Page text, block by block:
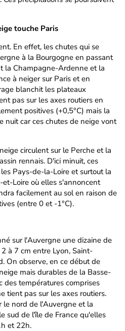
touche Paris
En effet, les chutes qui se
à la Bourgogne en passant
la Champagne-Ardenne et la
à neiger sur Paris et en
blanchit les plateaux
pas sur les axes routiers en
positives (+0,5°C) mais la
nuit car ces chutes de neige vont
circulent sur le Perche et la
rennais. D'ici minuit, ces
Pays-de-la-Loire et surtout la
Loire où elles s'annoncent
facilement au sol en raison de
(entre 0 et -1°C).
sur l'Auvergne une dizaine de
à 7 cm entre Lyon, Saint-
On observe, en ce début de
mais durables de la Basse-
des températures comprises
tient pas sur les axes routiers.
le nord de l'Auvergne et la
sud de l'île de France qu'elles
et 22h.